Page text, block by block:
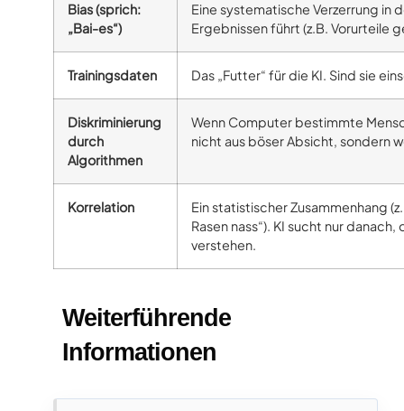
Bias (sprich:
„Bai-es“)
Eine systematische Verzerrung in
Ergebnissen führt (z.B. Vorurteile
Trainingsdaten Das „Futter“ für die KI. Sind sie
Diskriminierung
durch
Algorithmen
Wenn Computer bestimmte
nicht aus böser Absicht, sondern
Korrelation
Ein statistischer Zusammenhang
Rasen nass“). KI sucht nur
verstehen.
Weiterführende
Informationen